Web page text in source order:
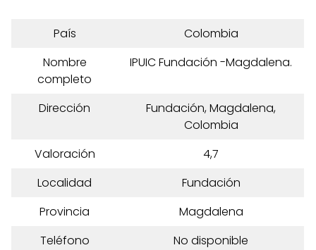
País
Colombia
Nombre
completo
IPUIC Fundación -Magdalena.
Dirección
Fundación, Magdalena,
Colombia
Valoración
4,7
Localidad
Fundación
Provincia
Magdalena
Teléfono
No disponible